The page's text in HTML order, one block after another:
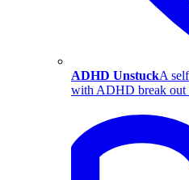
ADHD UnstuckA
with ADHD break out